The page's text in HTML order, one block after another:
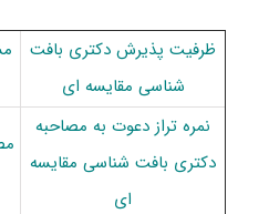
ظرفیت پذیرش دکتری بافت
شناسی مقایسه ای
نمره تراز دعوت به مصاحبه
دکتری بافت شناسی مقایسه
ای